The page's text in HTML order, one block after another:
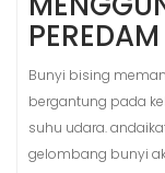
Bunyi bising
bergantung pada
suhu udara.
gelombang bunyi